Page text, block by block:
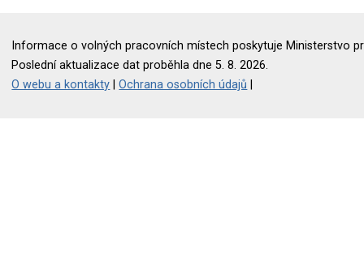
Informace o volných pracovních místech poskytuje Ministerstvo
Poslední aktualizace dat proběhla dne 5. 8. 2026.
O webu a kontakty |Ochrana osobních údajů